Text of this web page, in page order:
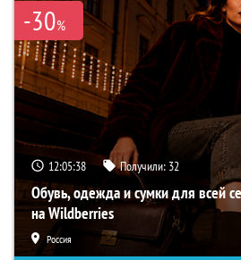
-30%
12:05:37 Получили: 32
Обувь, одежда и сумки для всей
на Wildberries
Россия